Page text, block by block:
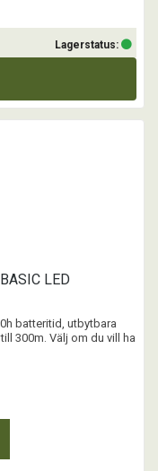
Lagerstatus:
LED
batteritid, utbytbara
300m. Välj om du vill ha